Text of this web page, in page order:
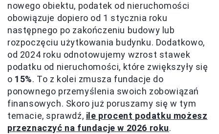
nowego obiektu, podatek od nieruchomości
obowiązuje dopiero od 1 stycznia roku
następnego po zakończeniu budowy lub
rozpoczęciu użytkowania budynku. Dodatkowo,
od 2024 roku odnotowujemy wzrost stawek
podatku od nieruchomości, które zwiększyły się
o 15%. To z kolei zmusza fundacje do
ponownego przemyślenia swoich zobowiązań
finansowych. Skoro już poruszamy się w tym
temacie, sprawdź, ile procent podatku możesz
przeznaczyć na fundacje w 2026 roku.